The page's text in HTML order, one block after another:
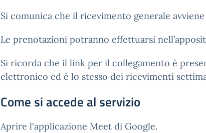
Si comunica che il ricevimento generale
Le prenotazioni potranno effettuarsi
Si ricorda che il link per il collegamento è
elettronico ed è lo stesso dei ricevimenti
Come si accede al servizio
Aprire l'applicazione Meet di Google.